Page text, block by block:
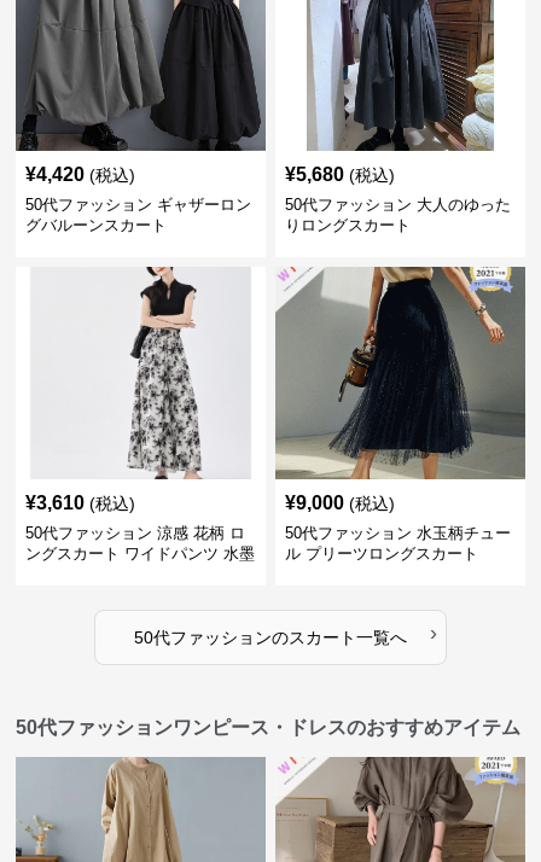
¥4,420 (税込)
50代ファッション ギャザーロン
グバルーンスカート
¥5,680 (税込)
50代ファッション 大人のゆった
りロングスカート
¥3,610 (税込)
50代ファッション 涼感 花柄 ロ
ングスカート ワイドパンツ 水墨
¥9,000 (税込)
50代ファッション 水玉柄チュー
ル プリーツロングスカート
50代ファッションのスカート一覧へ ›
50代ファッションワンピース・ドレスのおすすめアイテム